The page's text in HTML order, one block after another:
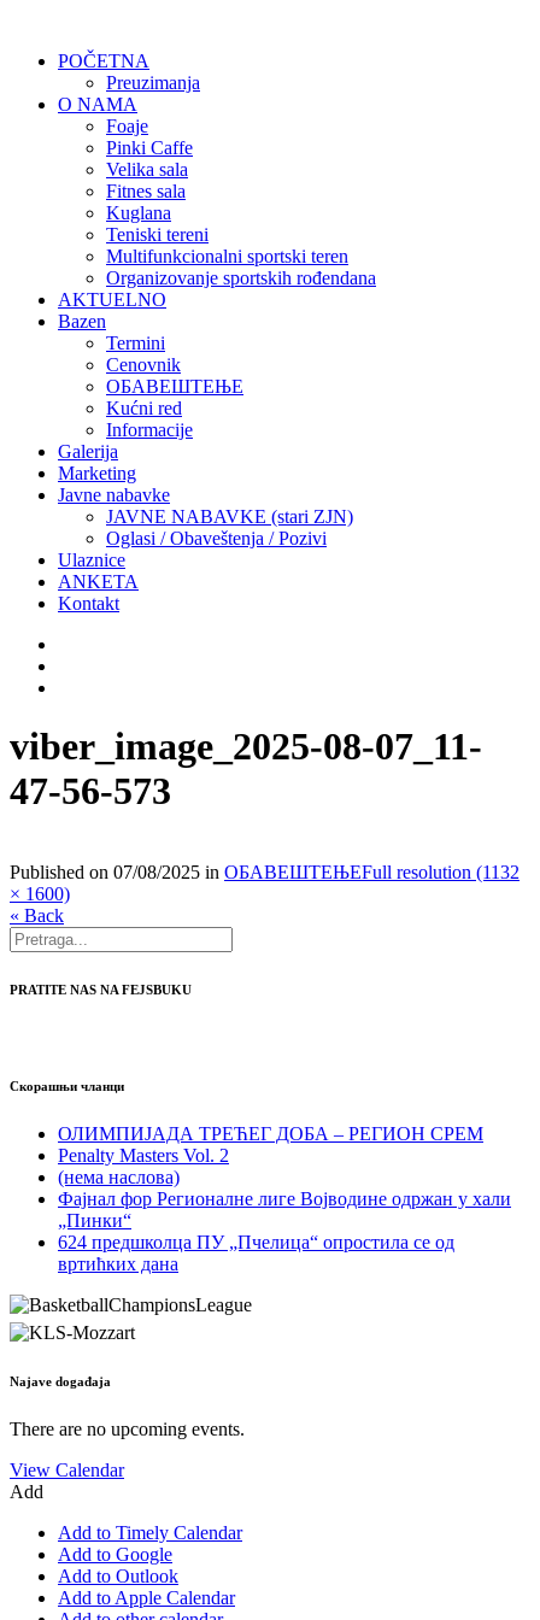
POČETNA
Preuzimanja
O NAMA
Foaje
Pinki Caffe
Velika sala
Fitnes sala
Kuglana
Teniski tereni
Multifunkcionalni sportski teren
Organizovanje sportskih rođendana
AKTUELNO
Bazen
Termini
Cenovnik
ОБАВЕШТЕЊЕ
Kućni red
Informacije
Galerija
Marketing
Javne nabavke
JAVNE NABAVKE (stari ZJN)
Oglasi / Obaveštenja / Pozivi
Ulaznice
ANKETA
Kontakt
viber_image_2025-08-07_11-
47-56-573
Published on 07/08/2025 in ОБАВЕШТЕЊЕFull resolution (1132
× 1600)
« Back
PRATITE NAS NA FEJSBUKU
Скорашњи чланци
ОЛИМПИЈАДА ТРЕЋЕГ ДОБА – РЕГИОН СРЕМ
Penalty Masters Vol. 2
(нема наслова)
Фајнал фор Регионалне лиге Војводине одржан у хали
„Пинки“
624 предшколца ПУ „Пчелица“ опростила се од
вртићких дана
Najave događaja
There are no upcoming events.
View Calendar
Add
Add to Timely Calendar
Add to Google
Add to Outlook
Add to Apple Calendar